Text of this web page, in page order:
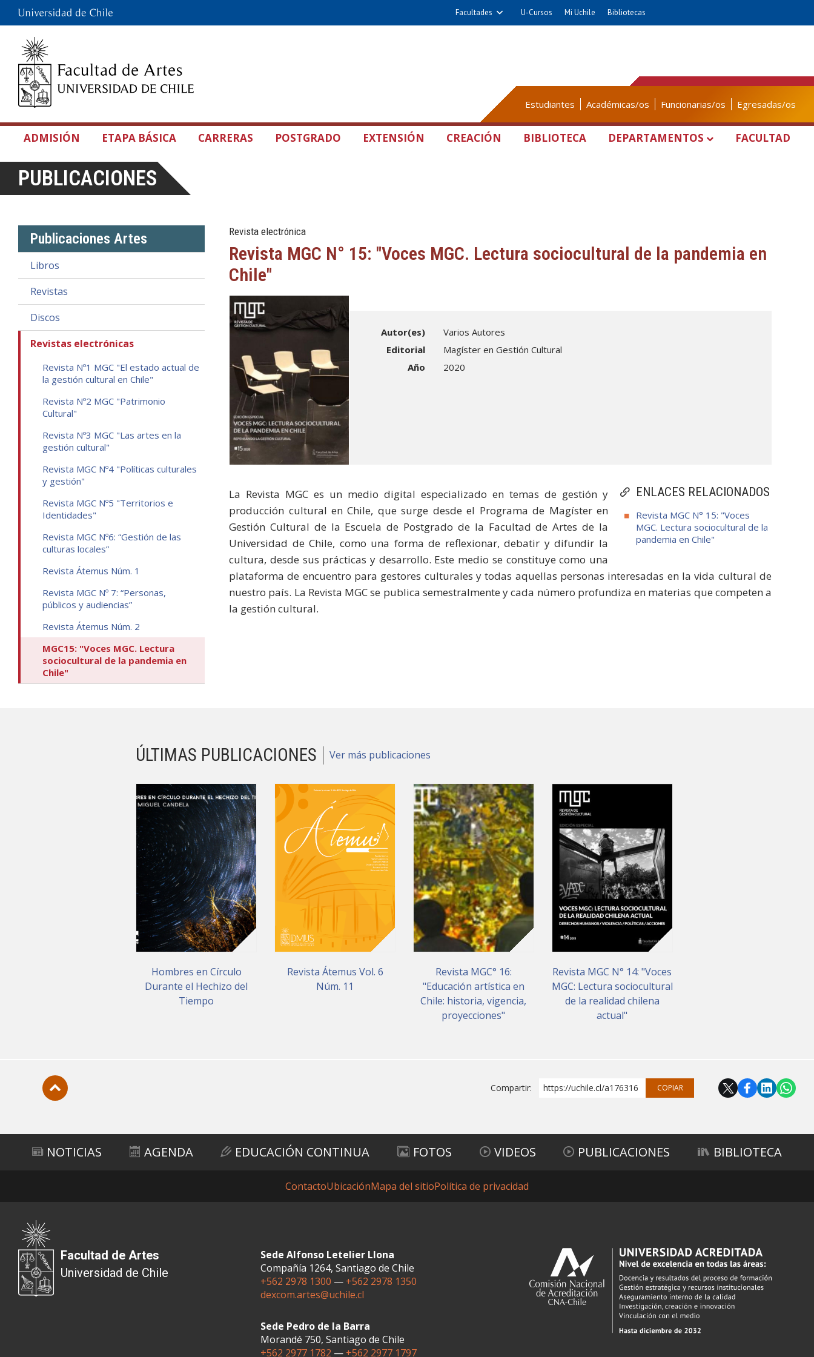
Facultades U-Cursos Mi Uchile Bibliotecas
Estudiantes Académicas/os Funcionarias/os Egresadas/os
ADMISIÓN ETAPA BÁSICA CARRERAS POSTGRADO EXTENSIÓN CREACIÓN BIBLIOTECA DEPARTAMENTOS FACULTAD
PUBLICACIONES
Publicaciones Artes
Libros
Revistas
Discos
Revistas electrónicas
Revista Nº1 MGC "El estado actual de
la gestión cultural en Chile"
Revista Nº2 MGC "Patrimonio
Cultural"
Revista Nº3 MGC "Las artes en la
gestión cultural"
Revista MGC Nº4 "Políticas culturales
y gestión"
Revista MGC Nº5 "Territorios e
Identidades"
Revista MGC Nº6: “Gestión de las
culturas locales”
Revista Átemus Núm. 1
Revista MGC Nº 7: “Personas,
públicos y audiencias”
Revista Átemus Núm. 2
MGC15: "Voces MGC. Lectura
sociocultural de la pandemia en
Chile"
Revista electrónica
Revista MGC N° 15: "Voces MGC. Lectura sociocultural de la pandemia en
Chile"
Autor(es)
Varios Autores
Editorial
Magíster en Gestión Cultural
Año
2020
ENLACES RELACIONADOS
Revista MGC N° 15: "Voces
MGC. Lectura sociocultural de la
pandemia en Chile"
La Revista MGC es un medio digital especializado en temas de gestión y
producción cultural en Chile, que surge desde el Programa de Magíster en
Gestión Cultural de la Escuela de Postgrado de la Facultad de Artes de la
Universidad de Chile, como una forma de reflexionar, debatir y difundir la
cultura, desde sus prácticas y desarrollo. Este medio se constituye como una
plataforma de encuentro para gestores culturales y todas aquellas personas interesadas en la vida cultural de
nuestro país. La Revista MGC se publica semestralmente y cada número profundiza en materias que competen a
la gestión cultural.
ÚLTIMAS PUBLICACIONES Ver más publicaciones
Hombres en Círculo
Durante el Hechizo del
Tiempo
Revista Átemus Vol. 6
Núm. 11
Revista MGC° 16:
"Educación artística en
Chile: historia, vigencia,
proyecciones"
Revista MGC N° 14: "Voces
MGC: Lectura sociocultural
de la realidad chilena
actual"
Compartir: https://uchile.cl/a176316 COPIAR
NOTICIAS AGENDA EDUCACIÓN CONTINUA FOTOS VIDEOS PUBLICACIONES BIBLIOTECA
ContactoUbicaciónMapa del sitioPolítica de privacidad
Facultad de Artes
Universidad de Chile
Sede Alfonso Letelier Llona
Compañía 1264, Santiago de Chile
+562 2978 1300 — +562 2978 1350
dexcom.artes@uchile.cl
Sede Pedro de la Barra
Morandé 750, Santiago de Chile
+562 2977 1782 — +562 2977 1797